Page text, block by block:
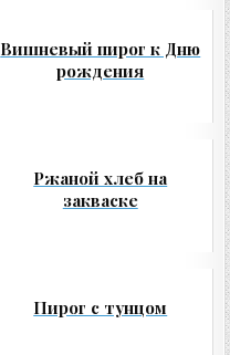
Вишневый пирог к Дню
рождения
Ржаной хлеб на
закваске
Пирог с тунцом